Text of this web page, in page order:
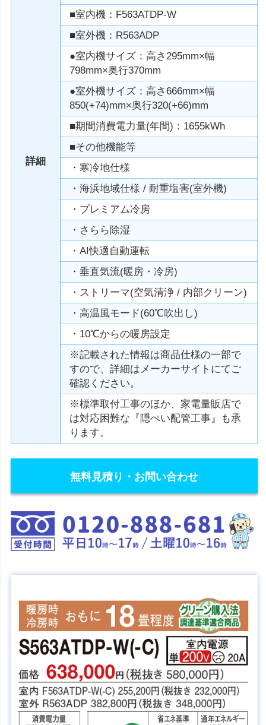
詳細
■室内機：F563ATDP-W
■室外機：R563ADP
●室内機サイズ：高さ295mm×幅
798mm×奥行370mm
●室外機サイズ：高さ666mm×幅
850(+74)mm×奥行320(+66)mm
■期間消費電力量(年間)：1655kWh
■その他機能等
・寒冷地仕様
・海浜地域仕様 / 耐重塩害(室外機)
・プレミアム冷房
・さらら除湿
・AI快適自動運転
・垂直気流(暖房・冷房)
・ストリーマ(空気清浄 / 内部クリーン)
・高温風モード(60℃吹出し)
・10℃からの暖房設定
※記載された情報は商品仕様の一部で
すので、詳細はメーカーサイトにてご
確認ください。
※標準取付工事のほか、家電量販店で
は対応困難な『隠ぺい配管工事』も承
ります。
無料見積り・お問い合わせ